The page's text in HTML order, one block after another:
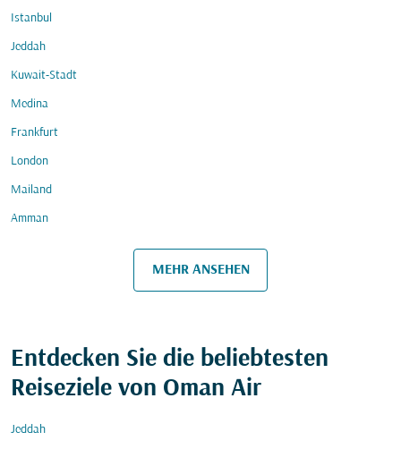
Istanbul
Jeddah
Kuwait-Stadt
Medina
Frankfurt
London
Mailand
Amman
MEHR ANSEHEN
Entdecken Sie die beliebtesten
Reiseziele von Oman Air
Jeddah